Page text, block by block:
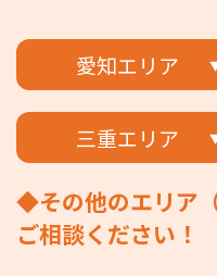
愛知エリア
三重エリア
◆その他のエリア
ご相談ください！